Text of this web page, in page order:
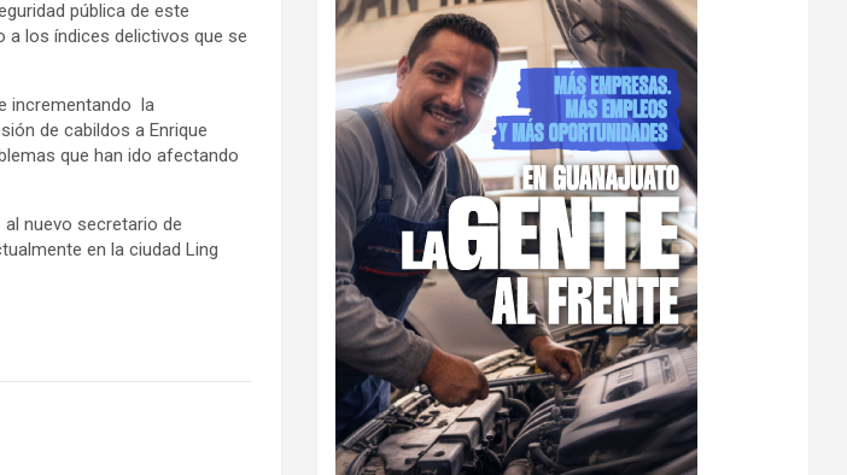
pública de este
a los índices delictivos que se
incrementando la
de cabildos a Enrique
que han ido afectando
nuevo secretario de
en la ciudad Ling